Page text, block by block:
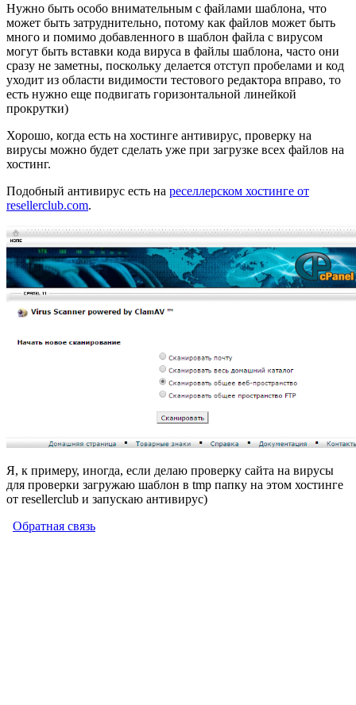
Нужно быть особо внимательным с файлами шаблона, что
может быть затруднительно, потому как файлов может быть
много и помимо добавленного в шаблон файла с вирусом
могут быть вставки кода вируса в файлы шаблона, часто они
сразу не заметны, поскольку делается отступ пробелами и код
уходит из области видимости тестового редактора вправо, то
есть нужно еще подвигать горизонтальной линейкой
прокрутки)
Хорошо, когда есть на хостинге антивирус, проверку на
вирусы можно будет сделать уже при загрузке всех файлов на
хостинг.
Подобный антивирус есть на реселлерском хостинге от
resellerclub.com.
Я, к примеру, иногда, если делаю проверку сайта на вирусы
для проверки загружаю шаблон в tmp папку на этом хостинге
от resellerclub и запускаю антивирус)
Обратная связь